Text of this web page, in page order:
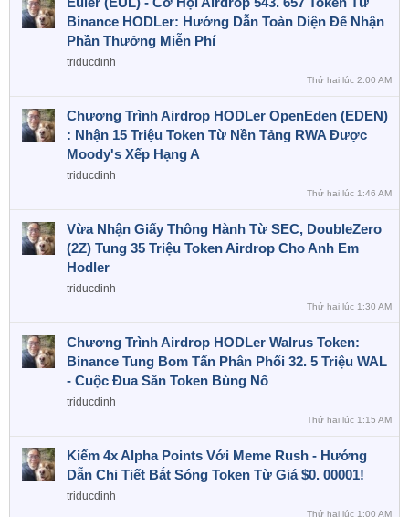
Binance HODLer: Hướng Dẫn Toàn Diện Để Nhận
Phần Thưởng Miễn Phí
triducdinh
Thứ hai lúc 2:00 AM
Chương Trình Airdrop HODLer OpenEden (EDEN)
: Nhận 15 Triệu Token Từ Nền Tảng RWA Được
Moody's Xếp Hạng A
triducdinh
Thứ hai lúc 1:46 AM
Vừa Nhận Giấy Thông Hành Từ SEC, DoubleZero
(2Z) Tung 35 Triệu Token Airdrop Cho Anh Em
Hodler
triducdinh
Thứ hai lúc 1:30 AM
Chương Trình Airdrop HODLer Walrus Token:
Binance Tung Bom Tấn Phân Phối 32. 5 Triệu WAL
- Cuộc Đua Săn Token Bùng Nổ
triducdinh
Thứ hai lúc 1:15 AM
Kiếm 4x Alpha Points Với Meme Rush - Hướng
Dẫn Chi Tiết Bắt Sóng Token Từ Giá $0. 00001!
triducdinh
Thứ hai lúc 1:00 AM